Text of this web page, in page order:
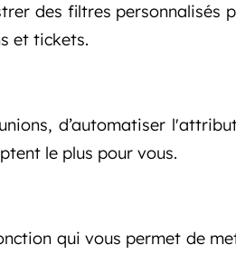
des filtres personnalisés
et tickets.
d’automatiser
le plus pour vous.
qui vous permet de